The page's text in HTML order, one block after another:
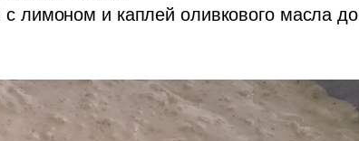
лимоном и каплей оливкового масла до